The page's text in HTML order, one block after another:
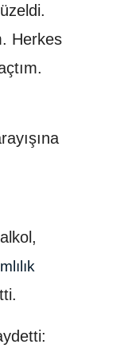
Herkes